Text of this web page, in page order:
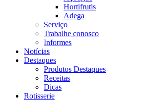
Hortifrutis
Adega
Serviço
Trabalhe conosco
Informes
Notícias
Destaques
Produtos Destaques
Receitas
Dicas
Rotisserie